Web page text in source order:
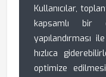
Kullanıcılar,
kapsamlı bir
yapılandırması
hızlıca
optimize